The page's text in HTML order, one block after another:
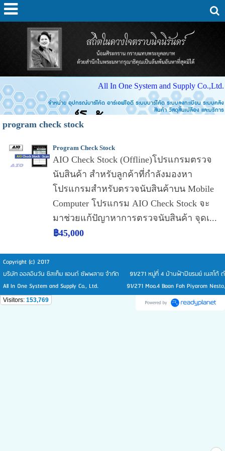
All In One System and Supply Co.,Ltd.
จำหน่าย อุปกรณ์บาร์โค้ด อาร์เอฟไอดี ระบบบาร์โค้ด ระบบลงทะเบียน ระบบคลัง
สินค้า วัสดุสิ้นเปลือง และบริการ
program check stock
Program Check Stock
AIO Check Stock (Offline)โปรแกรมตรวจ
นับสินค้า สำหรับลูกค้าที่กำลังมองหา
โปรแกรมสำหรับตรวจนับสินค้าบน Mobile
Computer โปรแกรม AIO Check Stock จะ
มาช่วยแก้ปัญาหาการตรวจนับสินค้า จุดเ...
฿45,000
Copyright (c) 2017
บริษัท ออลอินวัน ซิสเท็ม แอนด์ ซัพพลาย จำกัด 91/271 หมู่ที่ 4 บ้านฟ้าปิยรมย์ เนสโต้ ต
All In One System and Supply Co., Ltd. 91/271 Moo.4 Baan Fah Piyarom Nesto,
Visitors: 153,769